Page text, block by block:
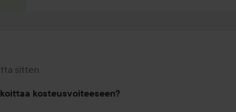
sitten
4 kuukautta sitten
kosteusvoiteeseen?